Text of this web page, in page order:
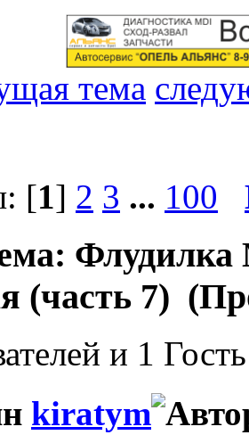
тема
[1] 2 3 ... 100
Флудилка
(часть 7)
и 1
kiratym